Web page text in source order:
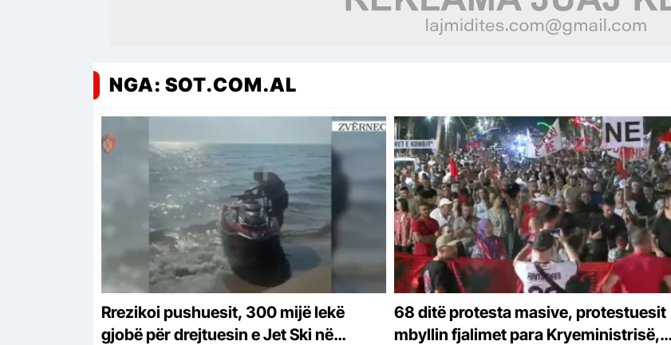
NGA: SOT.COM.AL
Rrezikoi pushuesit, 300 mijë lekë
gjobë për drejtuesin e Jet Ski në
68 ditë protesta masive, protestuesit
mbyllin fjalimet para Kryeministrisë,